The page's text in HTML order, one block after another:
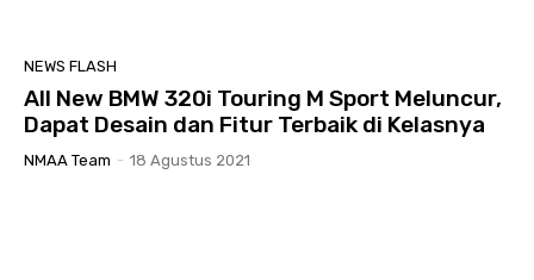
NEWS FLASH
All New BMW 320i Touring M Sport Meluncur,
Dapat Desain dan Fitur Terbaik di Kelasnya
NMAA Team - 18 Agustus 2021